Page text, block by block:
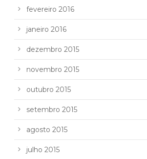
fevereiro 2016
janeiro 2016
dezembro 2015
novembro 2015
outubro 2015
setembro 2015
agosto 2015
julho 2015